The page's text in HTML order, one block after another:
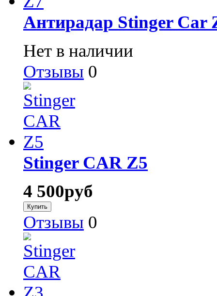
Антирадар Stinger Car
Нет в наличии
Отзывы 0
Stinger CAR Z5
4 500руб
Отзывы 0